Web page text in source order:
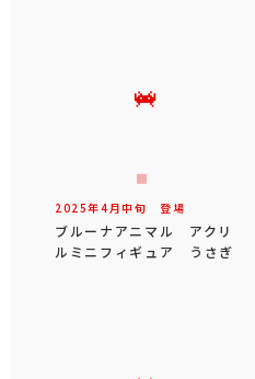
2025年4 月中旬 登場
ブルーナアニマル アクリ
ルミニフィギュア うさぎ